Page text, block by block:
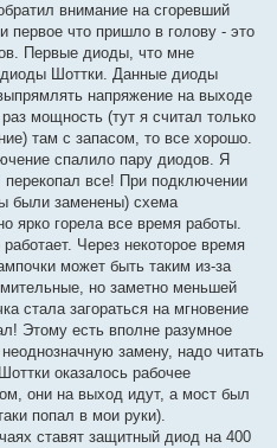
внимание на сгоревший
первое что пришло в голову - это
Первые диоды, что мне
Шоттки. Данные диоды
напряжение на выходе
мощность (тут я считал только
там с запасом, то все хорошо.
спалило пару диодов. Я
все! При подключении
были заменены) схема
ярко горела все время работы.
Через некоторое время
может быть таким из-за
но заметно меньшей
стала загораться на мгновение
Этому есть вполне разумное
замену, надо читать
оказалось рабочее
они на выход идут, а мост был
попал в мои руки).
ставят защитный диод на 400